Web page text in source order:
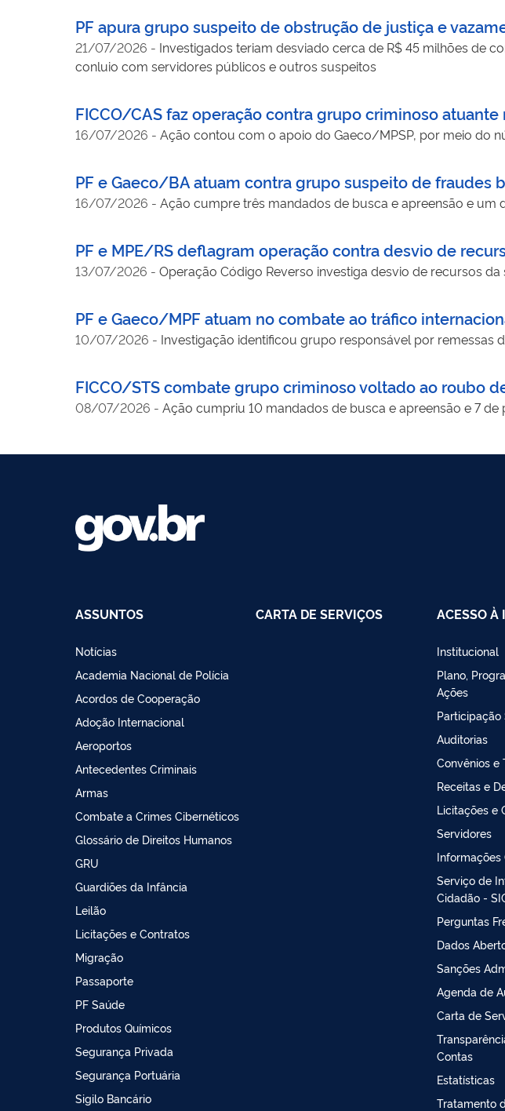
PF apura grupo suspeito de obstrução de justiça e
21/07/2026 - Investigados teriam desviado cerca de R$ 45 milhões de
conluio com servidores públicos e outros suspeitos
FICCO/CAS faz operação contra grupo criminoso
16/07/2026 - Ação contou com o apoio do Gaeco/MPSP, por meio do
PF e Gaeco/BA atuam contra grupo suspeito de fraudes
16/07/2026 - Ação cumpre três mandados de busca e apreensão e
PF e MPE/RS deflagram operação contra desvio de
13/07/2026 - Operação Código Reverso investiga desvio de recursos
PF e Gaeco/MPF atuam no combate ao tráfico
10/07/2026 - Investigação identificou grupo responsável por remessas
FICCO/STS combate grupo criminoso voltado ao roubo
08/07/2026 - Ação cumpriu 10 mandados de busca e apreensão e 7 de
ASSUNTOS
Notícias
Academia Nacional de Polícia
Acordos de Cooperação
Adoção Internacional
Aeroportos
Antecedentes Criminais
Armas
Combate a Crimes Cibernéticos
Glossário de Direitos Humanos
GRU
Guardiões da Infância
Leilão
Licitações e Contratos
Migração
Passaporte
PF Saúde
Produtos Químicos
Segurança Privada
Segurança Portuária
Sigilo Bancário
CARTA DE SERVIÇOS ACESSO À
Institucional
Plano,
Ações
Participação
Auditorias
Convênios e
Receitas e
Licitações e
Servidores
Informações
Serviço de
Cidadão -
Perguntas
Dados
Sanções
Agenda de
Carta de
Contas
Estatísticas
Tratamento